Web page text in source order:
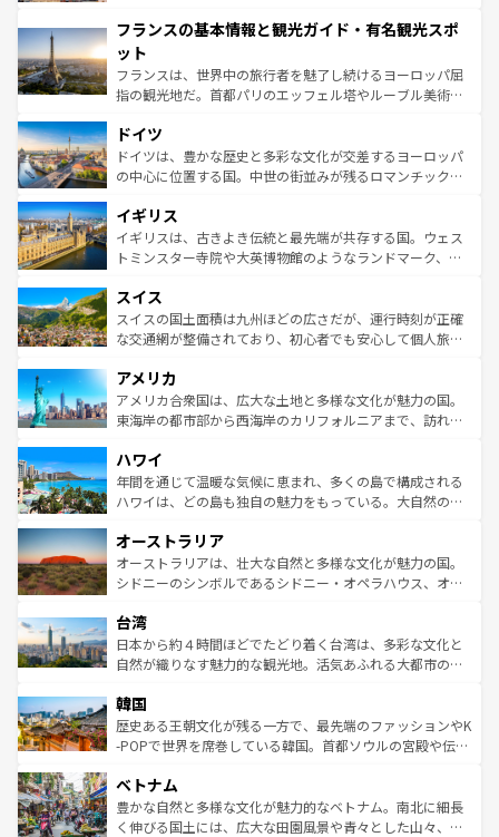
ませてくれるイタリアで、忘れられない旅をしてみよう！
なお、新着のイタリア情報は
しい。
文化が根付くこの国では、情熱的なフラメンコ、熱気あふ
れる闘牛、そして美味しいタパスが生活の一部となってい
る。首都マドリードの洗練された雰囲気や、バルセロナの
アートに溢れた街角から、地方では古代ローマ遺跡や中世
せる。地方によって風土や気候が異なるスペインはその個
性で訪れる人を魅了する。 なお、新着のスペイン情報は コ
ンテンツ一覧を参照してほしい。
フランスの基本情報と観光ガイド・有名観光スポ
ット
フランスは、世界中の旅行者を魅了し続けるヨーロッパ屈
指の観光地だ。首都パリのエッフェル塔やルーブル美術館
で、幅広い魅力が詰まっている。華麗な宮殿、歴史的な大
聖堂、美しいビーチ、そして豊かな自然が、訪れる者を心
から魅了する。また、フランスは美食の国としても知ら
いる。シャンパンの発祥地であるランス、プロヴァンスの
香り高いラベンダー畑など、多彩な楽しみ方が可能だ。さ
らに、パリ以外の地域にも魅力が溢れており、どの街角に
れる地方に足を運ぶとそれぞれで全く異なる文化を体験で
きるだろう。 なお、新着のフランス情報はコンテンツ一覧
を参照してほしい。
ドイツ
ドイツは、豊かな歴史と多彩な文化が交差するヨーロッパ
の中心に位置する国。中世の街並みが残るロマンチック街
顔を持つこの国は、どこを歩いても飽きることがない。ベ
ルリンの文化的活気、バイエルン州のアルプスの絶景、そ
してライン川沿いのワイン畑といった風景は必見。ビール
は、お酒好きな人にはぜひ体験してほしい。 なお、新着の
ドイツ情報はコンテンツ一覧を参照してほしい。
イギリス
イギリスは、古きよき伝統と最先端が共存する国。ウェス
トミンスター寺院や大英博物館のようなランドマーク、歴
リアごとに異なる魅力がある。また、優雅なアフタヌーン
ティー、ビール好きにはたまらない英国パブ、サッカー観
戦など、本場だからこそできる体験も豊富。イギリスを旅
ンツ一覧を参照してほしい。
スイス
スイスの国土面積は九州ほどの広さだが、運行時刻が正確
な交通網が整備されており、初心者でも安心して個人旅行
の建物がそのまま残る町や、スイスならではのユニークな
博物館もあり、アルプス観光だけでなく町歩きも満喫する
ことができる。国民の所得が高いため物価も高いが、旅行
ば市内交通費無料で観光を楽しむこともできる。 なお、新
着のスイス情報はコンテンツ一覧 を参照してほしい。
アメリカ
アメリカ合衆国は、広大な土地と多様な文化が魅力の国。
東海岸の都市部から西海岸のカリフォルニアまで、訪れる
のような巨大都市は、観光、ショッピング、エンターテイ
ンメントが詰まった刺激的なスポットだ。一方、アメリカ
西部には大自然が広がり、グランドキャニオンやイエロー
部のニューオーリンズでは、音楽と美食が融合した独特の
文化が魅力。旅行者はアメリカの各地域で異なる魅力を楽
しみながら、その多様性と豊かな歴史を感じることができ
ならではの贅沢な旅のスタイルだ。 なお、新着のアメリカ
情報はコンテンツ一覧を参照してほしい。
ハワイ
年間を通じて温暖な気候に恵まれ、多くの島で構成される
ハワイは、どの島も独自の魅力をもっている。大自然の神
ワイ島は見逃せない。また、定番の観光地といえばオアフ
島だが、静かな自然を求めるならマウイ島やカウアイ島が
おすすめ。エメラルドグリーンに輝く海をはじめ、豊かな
れるおもてなしの心で訪れる人々を迎えてくれるハワイの
人々、おいしいローカルフードやハワイアンミュージッ
ク、伝統的なフラダンスなど、すべてがハワイの魅力を彩
ワイを、存分に味わってほしい。 なお、新着のハワイ情報
はコンテンツ一覧を参照してほしい。
オーストラリア
オーストラリアは、壮大な自然と多様な文化が魅力の国。
シドニーのシンボルであるシドニー・オペラハウス、オー
リアリーフや大陸中央部にそびえるウルル（エアーズロッ
ク）、タスマニアの美しい原生林やケアンズの熱帯雨林な
ど、見どころがたくさん。また、カフェやワイン、オージ
いる。アクティビティも充実しており、サーフィンやダイ
ビング、ハイキングなど、アウトドア好きにはたまらな
い。オーストラリアの多彩な魅力を存分に味わいつくそ
参照してほしい。
台湾
日本から約４時間ほどでたどり着く台湾は、多彩な文化と
自然が織りなす魅力的な観光地。活気あふれる大都市の台
ン）、静ひつな山岳地帯である台湾東部など、都市の喧騒
と山間の静けさが共存しており、訪れる人に新しい発見と
驚きをもたらしてくれる。また、奥深い台湾の食文化も魅
容にもいいと評判のスイーツなど、バラエティ豊かな料理
が味わえる。 なお、新着の台湾情報は コンテンツ一覧を参
照してほしい。
韓国
歴史ある王朝文化が残る一方で、最先端のファッションやK
-POPで世界を席巻している韓国。首都ソウルの宮殿や伝統
き、地方に足を延ばせば四季折々の自然美を楽しむことが
できる。そして、キムチや焼肉、絶品のストリートフード
まで、さまざまな韓国料理が待っている。夜には、韓国な
ベトナム
豊かな自然と多様な文化が魅力的なベトナム。南北に細長
く伸びる国土には、広大な田園風景や青々とした山々、世